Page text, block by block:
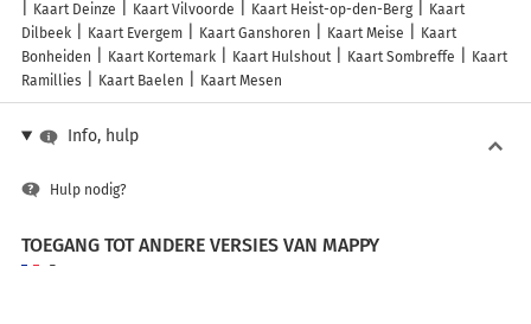
Kaart Deinze
Kaart Vilvoorde Kaart Heist-op-den-Berg
Kaart
Dilbeek
Kaart Evergem Kaart Ganshoren Kaart Meise
Kaart
Bonheiden
Kaart Kortemark Kaart Hulshout Kaart Sombreffe
Kaart
Ramillies
Kaart Baelen Kaart Mesen
Info, hulp
Hulp nodig?
TOEGANG TOT ANDERE VERSIES VAN MAPPY
France